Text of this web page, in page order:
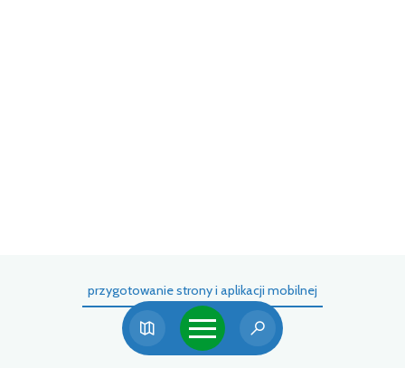
przygotowanie strony i aplikacji mobilnej